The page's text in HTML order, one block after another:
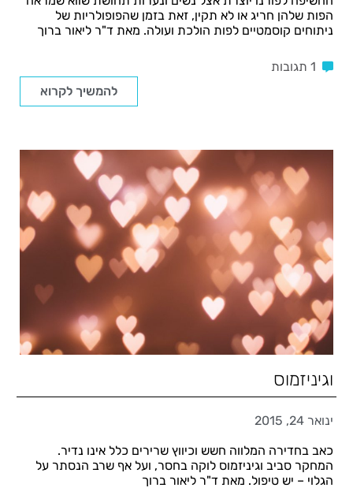
הפות שלהן חריג או לא תקין, זאת בזמן שהפופולריות של
ניתוחים קוסמטיים לפות הולכת ועולה. מאת ד"ר ליאור ברוך
1 תגובות
להמשיך לקרוא
וגיניזמוס
ינואר 24, 2015
כאב בחדירה המלווה חשש וכיווץ שרירים כלל אינו נדיר.
המחקר סביב וגיניזמוס לוקה בחסר, ועל אף שרב הנסתר על
הגלוי – יש טיפול. מאת ד"ר ליאור ברוך